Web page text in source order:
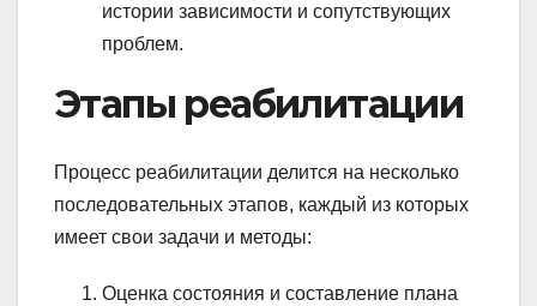
истории зависимости и сопутствующих
проблем.
Этапы реабилитации
Процесс реабилитации делится на несколько
последовательных этапов, каждый из которых
имеет свои задачи и методы:
Оценка состояния и составление плана